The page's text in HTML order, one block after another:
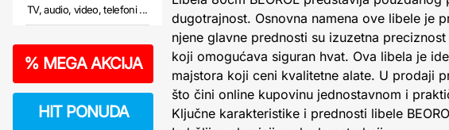
TV, audio, video, telefoni ...
% MEGA AKCIJA
HIT PONUDA
dugotrajnost. Osnovna namena ove libele je
njene glavne prednosti su izuzetna
koji omogućava siguran hvat. Ova libela je
majstora koji ceni kvalitetne alate. U prodaji
što čini online kupovinu jednostavnom i
Ključne karakteristike i prednosti libele